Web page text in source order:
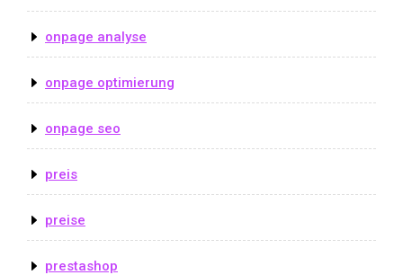
onpage analyse
onpage optimierung
onpage seo
preis
preise
prestashop